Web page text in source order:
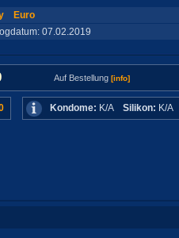
Euro
07.02.2019
Auf Bestellung [info]
Kondome: K/A Silikon: K/A